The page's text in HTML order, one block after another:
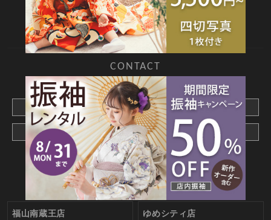
店舗情報
よくあるご質問
お問合せ
web撮影予約
CONTACT
webでご予約はこちら
メールでお問合わせ
福山南蔵王店 ゆめシティ店